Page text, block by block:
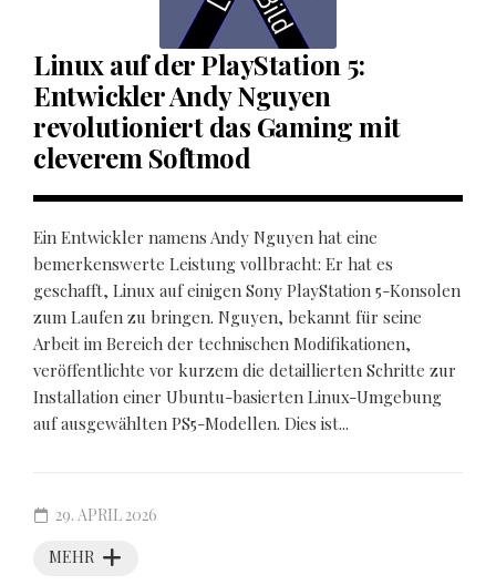
Linux auf der PlayStation 5:
Entwickler Andy Nguyen
revolutioniert das Gaming mit
cleverem Softmod
Ein Entwickler namens Andy Nguyen hat eine
bemerkenswerte Leistung vollbracht: Er hat es
geschafft, Linux auf einigen Sony PlayStation 5-Konsolen
zum Laufen zu bringen. Nguyen, bekannt für seine
Arbeit im Bereich der technischen Modifikationen,
veröffentlichte vor kurzem die detaillierten Schritte zur
Installation einer Ubuntu-basierten Linux-Umgebung
auf ausgewählten PS5-Modellen. Dies ist...
MEHR
29. APRIL 2026